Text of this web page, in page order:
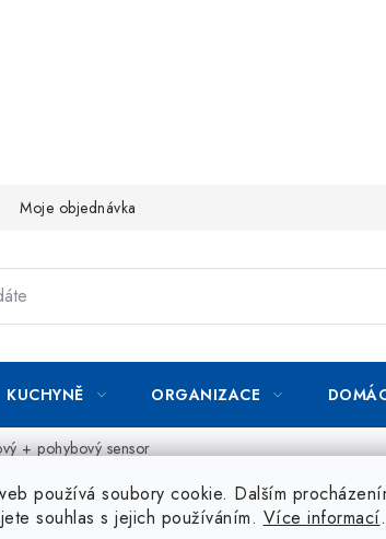
používá soubory cookie. Dalším
souhlas s jejich používáním. Více informací.
Moje objednávka
KUCHYNĚ ORGANIZACE
+ pohybový sensor